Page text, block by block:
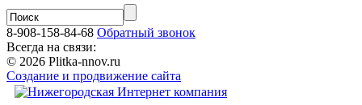
8-908-158-84-68 Обратный звонок
Всегда на связи:
© 2026 Plitka-nnov.ru
Создание и продвижение сайта